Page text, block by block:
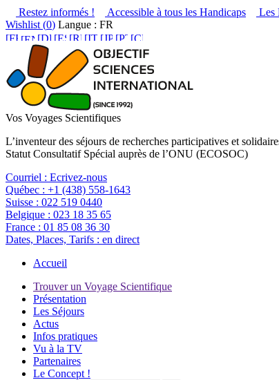
Restez informés ! Accessible à tous les Handicaps Les
Wishlist (0) Langue : FR
Vos Voyages Scientifiques
L’inventeur des séjours de recherches participatives et
Statut Consultatif Spécial auprès de l’ONU (ECOSOC)
Courriel : Ecrivez-nous
Québec : +1 (438) 558-1643
Suisse : 022 519 0440
Belgique : 023 18 35 65
France : 01 85 08 36 30
Dates, Places, Tarifs : en direct
Accueil
Trouver un Voyage Scientifique
Présentation
Les Séjours
Actus
Infos pratiques
Vu à la TV
Partenaires
Le Concept !